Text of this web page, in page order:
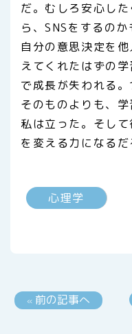
だ。むしろ安心し
ら、SNSをするのか
自分の意思決定を
えてくれたはずの
で成長が失われる
そのものよりも、学
私は立った。そして
を変える力になるだ
心理学
« 前の記事へ